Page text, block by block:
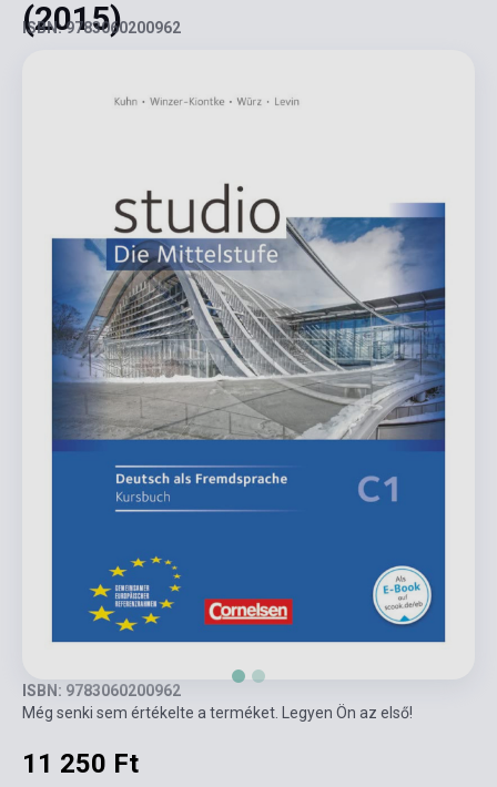
(2015)
ISBN: 9783060200962
ISBN: 9783060200962
Még senki sem értékelte a terméket. Legyen Ön az első!
11 250 Ft